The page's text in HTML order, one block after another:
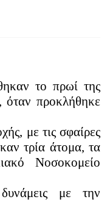
το πρωί της
όταν προκλήθηκε
με τις σφαίρες
τρία άτομα, τα
Νοσοκομείο
με την